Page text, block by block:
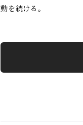
動を続ける。